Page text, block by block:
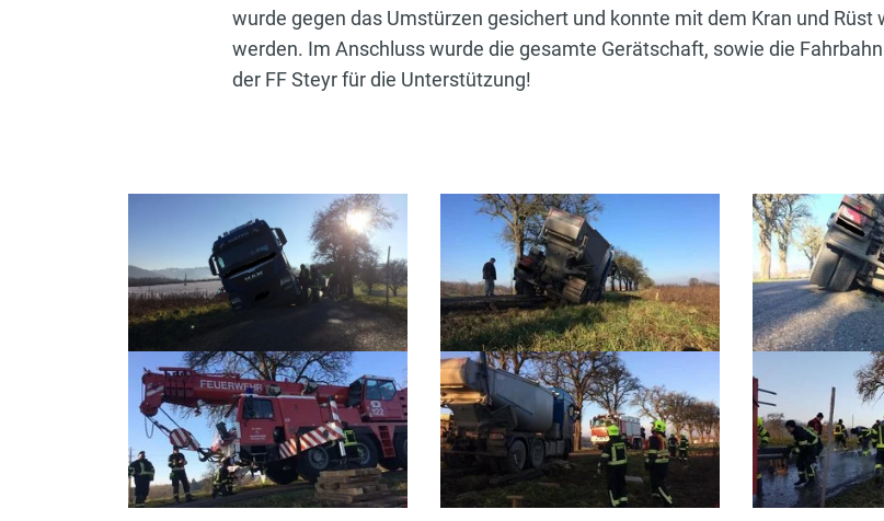
wurde gegen das Umstürzen gesichert und konnte mit dem Kran und
werden. Im Anschluss wurde die gesamte Gerätschaft, sowie die
der FF Steyr für die Unterstützung!